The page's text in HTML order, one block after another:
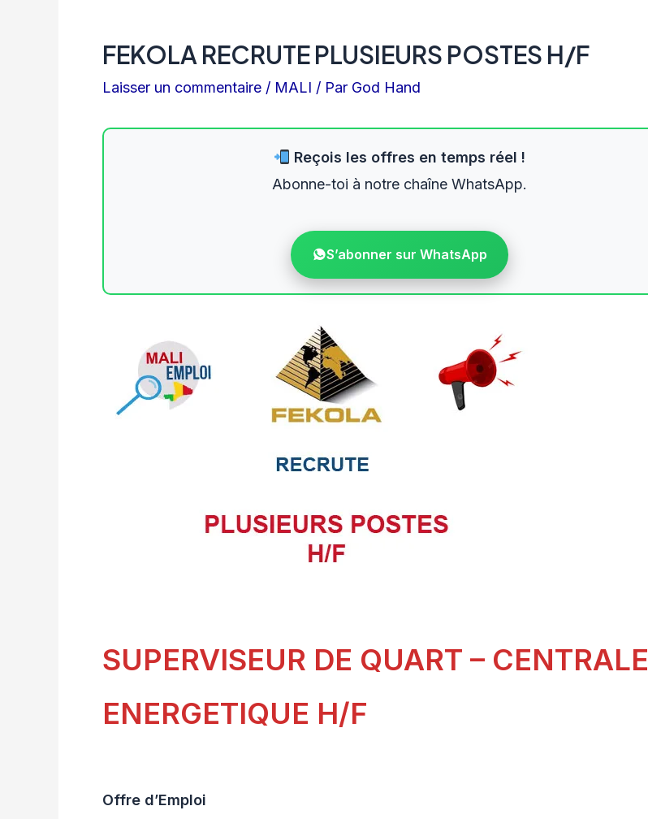
FEKOLA RECRUTE PLUSIEURS POSTES H/F
Laisser un commentaire / MALI / Par God Hand
Reçois les offres en temps réel !
Abonne-toi à notre chaîne WhatsApp.
S’abonner sur WhatsApp
SUPERVISEUR DE QUART – CENTRALE
ENERGETIQUE H/F
Offre d’Emploi